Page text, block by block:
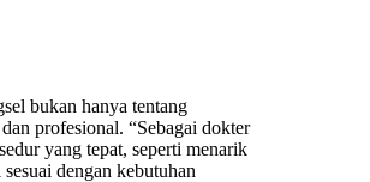
bukan hanya tentang
profesional. “Sebagai dokter
yang tepat, seperti menarik
dengan kebutuhan